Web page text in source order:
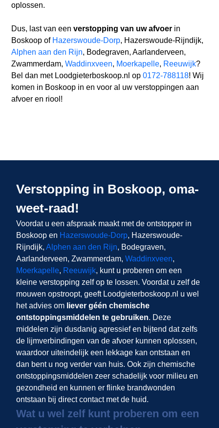
oplossen.
Dus, last van een verstopping van uw afvoerin
Boskoop of Hazerswoude-Dorp, Hazerswoude-Rijndijk,
Alphen aan den Rijn, Bodegraven, Aarlanderveen,
Zwammerdam, Waddinxveen, Moerkapelle, Reeuwijk?
Bel dan met Loodgieterboskoop.nl op 0172-788118! Wij
komen in Boskoop in en voor al uw verstoppingen aan
afvoer en riool!
Verstopping in Boskoop, oma-
weet-raad!
Voordat u een afspraak maakt met de ontstopper in
Boskoop en Hazerswoude-Dorp, Hazerswoude-
Rijndijk, Alphen aan den Rijn, Bodegraven,
Aarlanderveen, Zwammerdam, Waddinxveen,
Moerkapelle, Reeuwijk, kunt u proberen om een
kleine verstopping zelf op te lossen. Voordat u zelf de
mouwen opstroopt, geeft Loodgieterboskoop.nl u wel
het advies om liever géén chemische
ontstoppingsmiddelen te gebruiken. Deze
middelen zijn dusdanig agressief en bijtend dat zelfs
de lijmverbindingen van de afvoer kunnen oplossen,
waardoor uiteindelijk een lekkage kan ontstaan en
dan bent u nog verder van huis. Ook zijn chemische
ontstoppingsmiddelen zeer schadelijk voor milieu en
gezondheid en kunnen er flinke brandwonden
ontstaan bij direct contact met de huid.
Wat u wel zelf kunt proberen om een